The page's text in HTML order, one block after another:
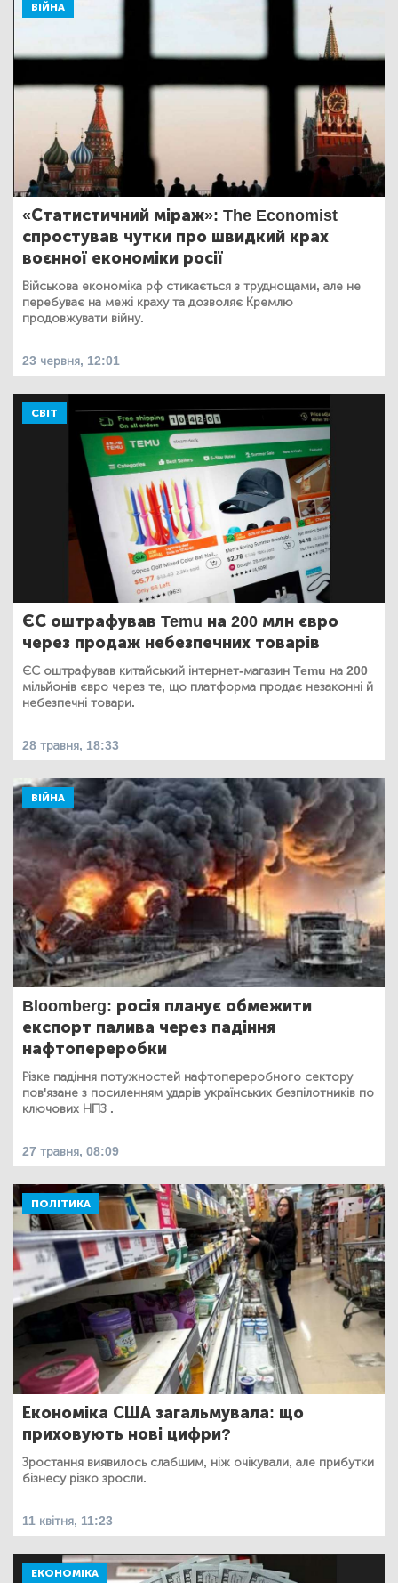
ВІЙНА
«Статистичний міраж»: The Economist
спростував чутки про швидкий крах
воєнної економіки росії
Військова економіка рф стикається з труднощами, але не
перебуває на межі краху та дозволяє Кремлю
продовжувати війну.
23 червня, 12:01
СВІТ
ЄС оштрафував Temu на 200 млн євро
через продаж небезпечних товарів
ЄС оштрафував китайський інтернет-магазин Temu на 200
мільйонів євро через те, що платформа продає незаконні й
небезпечні товари.
28 травня, 18:33
ВІЙНА
Bloomberg: росія планує обмежити
експорт палива через падіння
нафтопереробки
Різке падіння потужностей нафтопереробного сектору
пов'язане з посиленням ударів українських безпілотників по
ключових НПЗ .
27 травня, 08:09
ПОЛІТИКА
Економіка США загальмувала: що
приховують нові цифри?
Зростання виявилось слабшим, ніж очікували, але прибутки
бізнесу різко зросли.
11 квітня, 11:23
ЕКОНОМІКА